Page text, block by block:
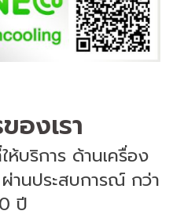
องเรา
ห้บริการ ด้านเครื่อง
านประสบการณ์ กว่า
ปี